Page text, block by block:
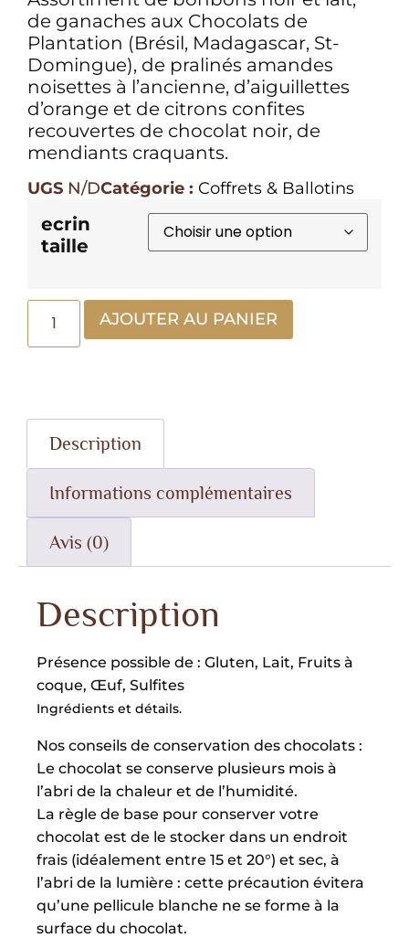
de ganaches aux Chocolats de
Plantation (Brésil, Madagascar, St-
Domingue), de pralinés amandes
noisettes à l’ancienne, d’aiguillettes
d’orange et de citrons confites
recouvertes de chocolat noir, de
mendiants craquants.
UGS N/DCatégorie : Coffrets & Ballotins
ecrin
taille
AJOUTER AU PANIER
Description
Informations complémentaires
Avis (0)
Description
Présence possible de : Gluten, Lait, Fruits à
coque, Œuf, Sulfites
Ingrédients et détails.
Nos conseils de conservation des chocolats :
Le chocolat se conserve plusieurs mois à
l’abri de la chaleur et de l’humidité.
La règle de base pour conserver votre
chocolat est de le stocker dans un endroit
frais (idéalement entre 15 et 20°) et sec, à
l’abri de la lumière : cette précaution évitera
qu’une pellicule blanche ne se forme à la
surface du chocolat.